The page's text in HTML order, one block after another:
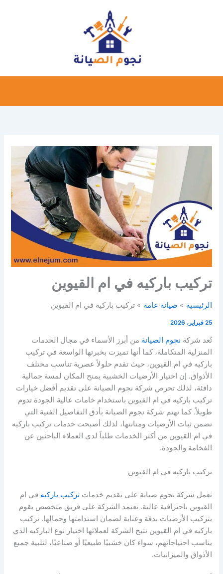
تركيب باركيه في ام القيوين
الرئيسية صيانة عامة تركيب باركيه في ام القيوين
25 فبراير، 2026
تُعد شركة نجوم الصيانة من أبرز الأسماء في مجال الخدمات
المنزلية المتكاملة، كما أنها تميزت بخبرتها الواسعة في تركيب
باركيه في ام القيوين، حيث تقدم حلولاً عصرية تناسب مختلف
الأذواق. إن اختيار الأرضيات الخشبية يمنح المكان لمسة جمالية
دافئة، لذلك تحرص شركة نجوم الصيانة على تقديم أفضل خيارات
تركيب باركيه في ام القيوين باستخدام خامات عالية الجودة تدوم
طويلاً. كما تهتم شركة نجوم الصيانة بأدق التفاصيل الفنية التي
تضمن ثبات الأرضيات ومتانتها، لذلك أصبحت خدمات تركيب باركيه
في ام القيوين من أكثر الخدمات طلباً لدى العملاء الباحثين عن
الفخامة والجودة.
تركيب باركيه في ام القيوين
تعمل شركة نجوم صيانة على تقديم خدماتتركيب باركيه في ام
القيوين باحترافية عالية. تعتمد الشركة على فريق متخصص يقوم
بتركيب الأرضيات بدقة وعناية لضمان استدامتها وجمالها. تركيب
باركيه في ام القيوين تتيح الشركة لعملائها اختيار نوع الباركيه الذي
يناسب احتياجاتهم، سواء كان خشبيًا طبيعيًا أو صناعيًا، لتلبية جميع
الأذواق والميزانيات.